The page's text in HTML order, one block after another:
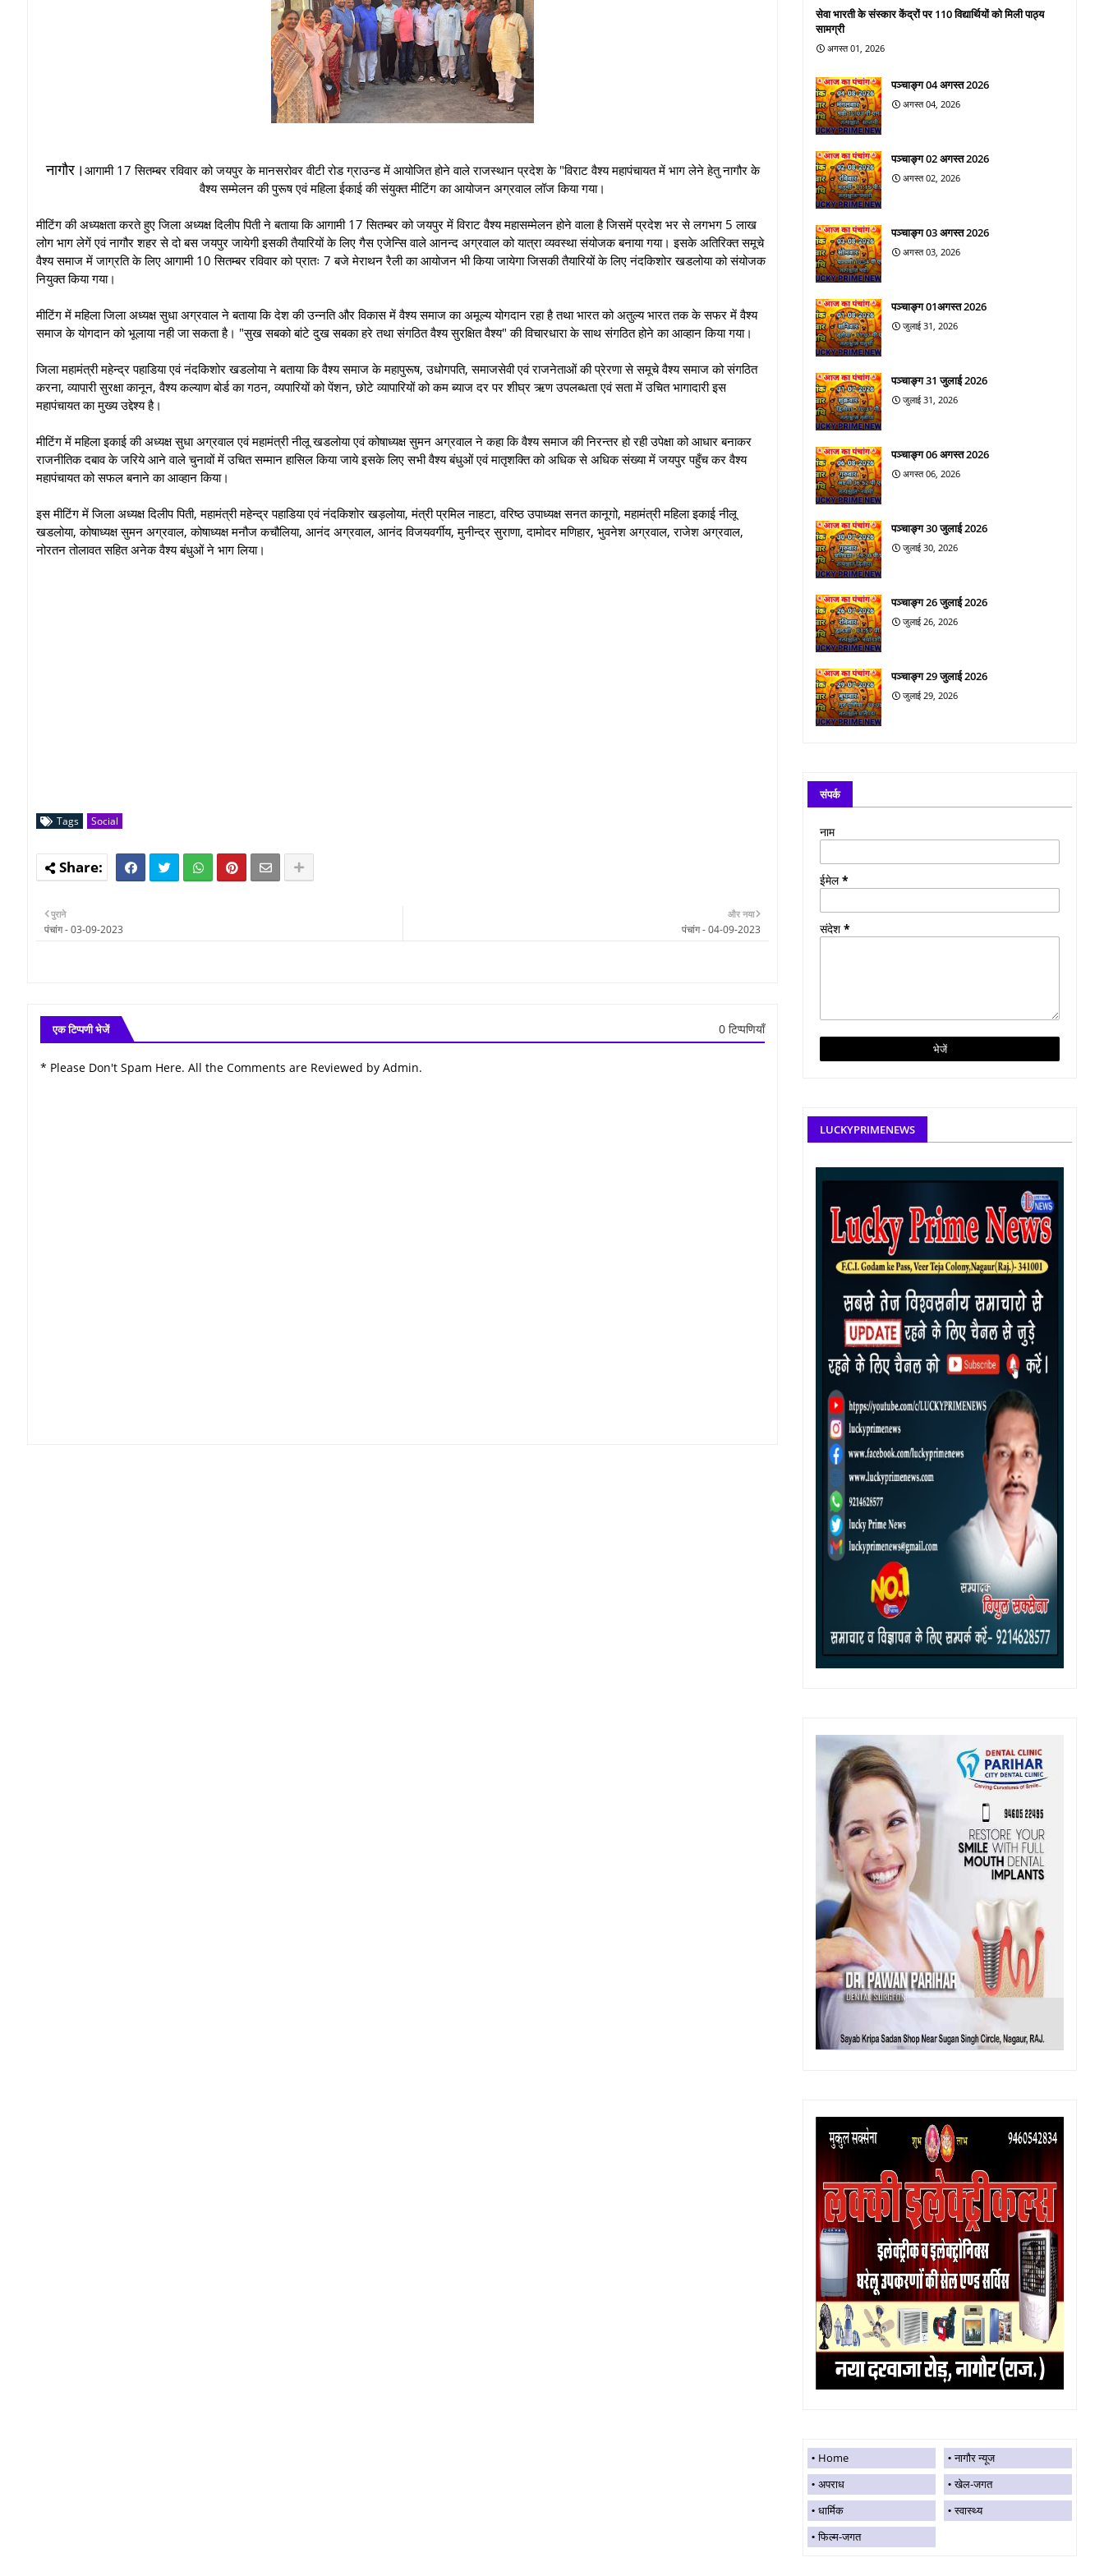
नागौर। आगामी 17 सितम्बर रविवार को जयपुर के मानसरोवर वीटी रोड ग्राउन्ड में आयोजित होने वाले राजस्थान प्रदेश के "विराट वैश्य महापंचायत में भाग लेने हेतु नागौर के
वैश्य सम्मेलन की पुरूष एवं महिला ईकाई की संयुक्त मीटिंग का आयोजन अग्रवाल लॉज किया गया।
मीटिंग की अध्यक्षता करते हुए जिला अध्यक्ष दिलीप पिती ने बताया कि आगामी 17 सितम्बर को जयपुर में विराट वैश्य महासम्मेलन होने वाला है जिसमें प्रदेश भर से लगभग 5 लाख
लोग भाग लेगें एवं नागौर शहर से दो बस जयपुर जायेगी इसकी तैयारियों के लिए गैस एजेन्सि वाले आनन्द अग्रवाल को यात्रा व्यवस्था संयोजक बनाया गया। इसके अतिरिक्त समूचे
वैश्य समाज में जाग्रति के लिए आगामी 10 सितम्बर रविवार को प्रातः 7 बजे मेराथन रैली का आयोजन भी किया जायेगा जिसकी तैयारियों के लिए नंदकिशोर खडलोया को संयोजक
नियुक्त किया गया।
मीटिंग में महिला जिला अध्यक्ष सुधा अग्रवाल ने बताया कि देश की उन्नति और विकास में वैश्य समाज का अमूल्य योगदान रहा है तथा भारत को अतुल्य भारत तक के सफर में वैश्य
समाज के योगदान को भूलाया नही जा सकता है। "सुख सबको बांटे दुख सबका हरे तथा संगठित वैश्य सुरक्षित वैश्य" की विचारधारा के साथ संगठित होने का आव्हान किया गया।
जिला महामंत्री महेन्द्र पहाडिया एवं नंदकिशोर खडलोया ने बताया कि वैश्य समाज के महापुरूष, उधोगपति, समाजसेवी एवं राजनेताओं की प्रेरणा से समूचे वैश्य समाज को संगठित
करना, व्यापारी सुरक्षा कानून, वैश्य कल्याण बोर्ड का गठन, व्यपारियों को पेंशन, छोटे व्यापारियों को कम ब्याज दर पर शीघ्र ऋण उपलब्धता एवं सता में उचित भागादारी इस
महापंचायत का मुख्य उद्देश्य है।
मीटिंग में महिला इकाई की अध्यक्ष सुधा अग्रवाल एवं महामंत्री नीलू खडलोया एवं कोषाध्यक्ष सुमन अग्रवाल ने कहा कि वैश्य समाज की निरन्तर हो रही उपेक्षा को आधार बनाकर
राजनीतिक दबाव के जरिये आने वाले चुनावों में उचित सम्मान हासिल किया जाये इसके लिए सभी वैश्य बंधुओं एवं मातृशक्ति को अधिक से अधिक संख्या में जयपुर पहुँच कर वैश्य
महापंचायत को सफल बनाने का आव्हान किया।
इस मीटिंग में जिला अध्यक्ष दिलीप पिती, महामंत्री महेन्द्र पहाडिया एवं नंदकिशोर खड़लोया, मंत्री प्रमिल नाहटा, वरिष्ठ उपाध्यक्ष सनत कानूगो, महामंत्री महिला इकाई नीलू
खडलोया, कोषाध्यक्ष सुमन अग्रवाल, कोषाध्यक्ष मनौज कचौलिया, आनंद अग्रवाल, आनंद विजयवर्गीय, मुनीन्द्र सुराणा, दामोदर मणिहार, भुवनेश अग्रवाल, राजेश अग्रवाल,
नोरतन तोलावत सहित अनेक वैश्य बंधुओं ने भाग लिया।
Tags Social
और नया
पंचांग - 04-09-2023
पुराने
पंचांग - 03-09-2023
एक टिप्पणी भेजें 0 टिप्पणियाँ
* Please Don't Spam Here. All the Comments are Reviewed by Admin.
सेवा भारती के संस्कार केंद्रों पर 110 विद्यार्थियों को मिली पाठ्य
सामग्री
अगस्त 01, 2026
पञ्चाङ्ग 04 अगस्त 2026
अगस्त 04, 2026
पञ्चाङ्ग 02 अगस्त 2026
अगस्त 02, 2026
पञ्चाङ्ग 03 अगस्त 2026
अगस्त 03, 2026
पञ्चाङ्ग 01अगस्त 2026
जुलाई 31, 2026
पञ्चाङ्ग 31 जुलाई 2026
जुलाई 31, 2026
पञ्चाङ्ग 06 अगस्त 2026
अगस्त 06, 2026
पञ्चाङ्ग 30 जुलाई 2026
जुलाई 30, 2026
पञ्चाङ्ग 26 जुलाई 2026
जुलाई 26, 2026
पञ्चाङ्ग 29 जुलाई 2026
जुलाई 29, 2026
संपर्क
नाम
ईमेल*
संदेश*
LUCKYPRIMENEWS
Home
नागौर न्यूज
अपराध
खेल-जगत
धार्मिक
स्वास्थ्य
फिल्म-जगत